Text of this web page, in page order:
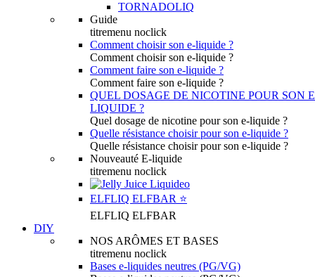
TORNADOLIQ
Guide
titremenu noclick
Comment choisir son e-liquide ?
Comment choisir son e-liquide ?
Comment faire son e-liquide ?
Comment faire son e-liquide ?
QUEL DOSAGE DE NICOTINE POUR SON
LIQUIDE ?
Quel dosage de nicotine pour son e-liquide ?
Quelle résistance choisir pour son e-liquide ?
Quelle résistance choisir pour son e-liquide ?
Nouveauté E-liquide
titremenu noclick
ELFLIQ ELFBAR ⭐️
ELFLIQ ELFBAR
DIY
NOS ARÔMES ET BASES
titremenu noclick
Bases e-liquides neutres (PG/VG)